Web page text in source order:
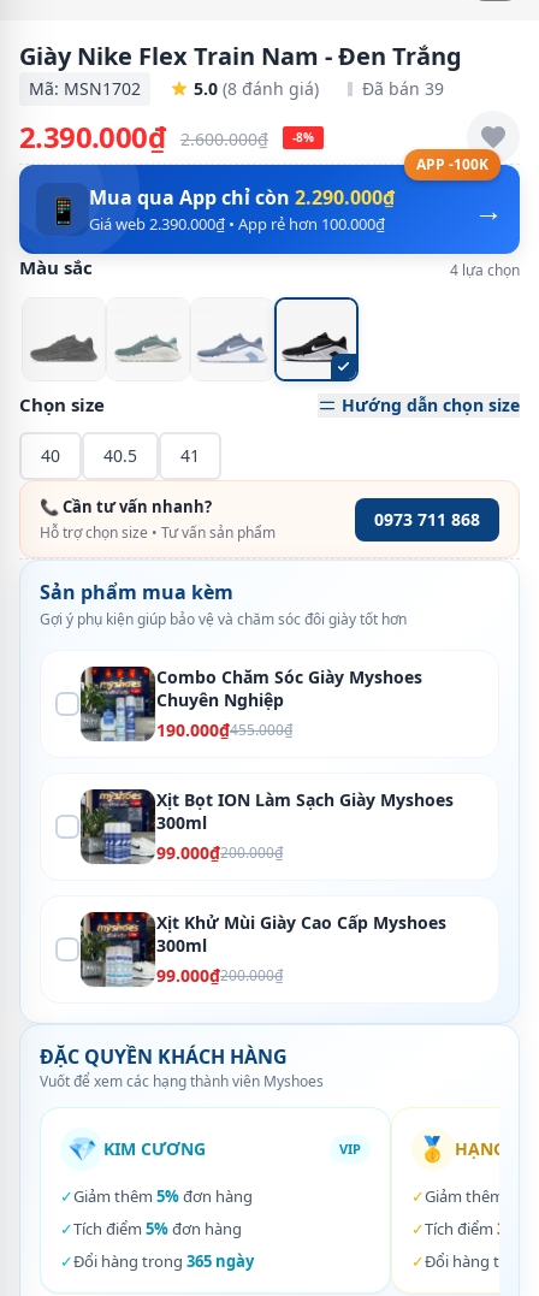
Giày Nike Flex Train Nam - Đen Trắng
Mã: MSN1702 5.0 (8 đánh giá) Đã bán 39
2.390.000₫ 2.600.000₫ -8%
APP -100K
→
📱 Mua qua App chỉ còn 2.290.000₫
Giá web 2.390.000₫ • App rẻ hơn 100.000₫
Màu sắc 4 lựa chọn
Chọn size Hướng dẫn chọn size
40 40.5 41
📞 Cần tư vấn nhanh?
Hỗ trợ chọn size • Tư vấn sản phẩm
0973 711 868
Sản phẩm mua kèm
Gợi ý phụ kiện giúp bảo vệ và chăm sóc đôi giày tốt hơn
Combo Chăm Sóc Giày Myshoes
Chuyên Nghiệp
190.000₫455.000₫
Xịt Bọt ION Làm Sạch Giày Myshoes
300ml
99.000₫200.000₫
Xịt Khử Mùi Giày Cao Cấp Myshoes
300ml
99.000₫200.000₫
ĐẶC QUYỀN KHÁCH HÀNG
Vuốt để xem các hạng thành viên Myshoes
💎 KIM CƯƠNG VIP
✓Giảm thêm 5%đơn hàng
✓Tích điểm 5%đơn hàng
✓Đổi hàng trong 365 ngày
🥇 HẠNG
✓Giảm thêm
✓Tích điểm 3%
✓Đổi hàng trong